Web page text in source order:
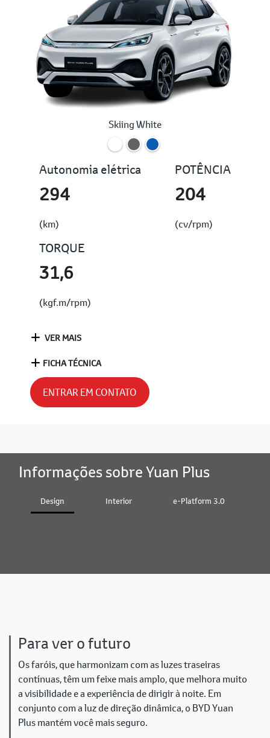
Skiing White
Autonomia elétrica
294
(km)
POTÊNCIA
204
(cv/rpm)
TORQUE
31,6
(kgf.m/rpm)
VER MAIS
FICHA TÉCNICA
ENTRAR EM CONTATO
Informações sobre Yuan Plus
Design Interior e-Platform 3.0
Para ver o futuro
Os faróis, que harmonizam com as luzes traseiras
contínuas, têm um feixe mais amplo, que melhora muito
a visibilidade e a experiência de dirigir à noite. Em
conjunto com a luz de direção dinâmica, o BYD Yuan
Plus mantém você mais seguro.